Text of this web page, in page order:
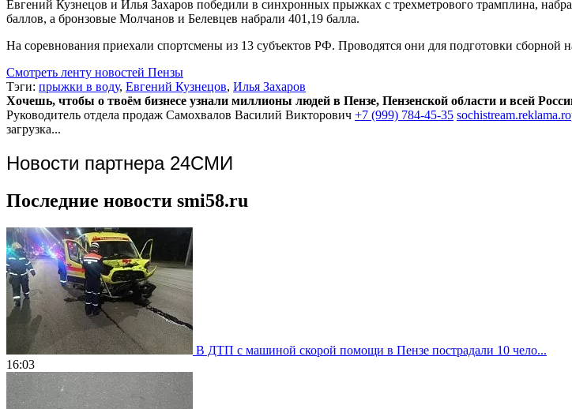
Евгений Кузнецов и Илья Захаров победили в синхронных прыжках с трехметрового трамплина,
баллов, а бронзовые Молчанов и Белевцев набрали 401,19 балла.
На соревнования приехали спортсмены из 13 субъектов РФ. Проводятся они для подготовки сборной
Смотреть ленту новостей Пензы
Тэги: прыжки в воду, Евгений Кузнецов, Илья Захаров
Хочешь, чтобы о твоём бизнесе узнали миллионы людей в Пензе, Пензенской области и всей
Руководитель отдела продаж Самохвалов Василий Викторович +7 (999) 784-45-35
загрузка...
Новости партнера 24СМИ
Последние новости smi58.ru
В ДТП с машиной скорой помощи в Пензе пострадали 10 чело...
16:03